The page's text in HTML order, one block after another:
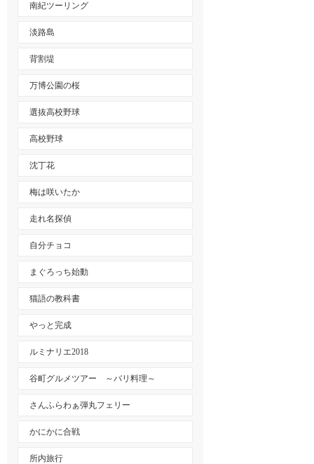
南紀ツーリング
淡路島
背割堤
万博公園の桜
選抜高校野球
高校野球
沈丁花
梅は咲いたか
走れ名探偵
自分チョコ
まぐろっち始動
猫語の教科書
やっと完成
ルミナリエ2018
谷町グルメツアー ～バリ料理～
さんふらわぁ弾丸フェリー
かにかに合戦
所内旅行